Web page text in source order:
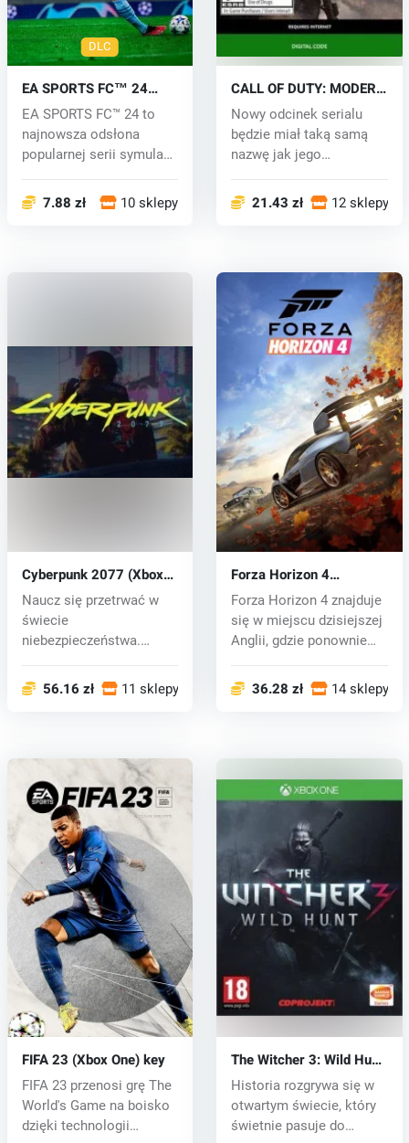
DLC
EA SPORTS FC™ 24
(Xbox One) key
EA SPORTS FC™ 24 to
najnowsza odsłona
popularnej serii symulacji
7.88 zł 10 sklepy
CALL OF DUTY: MODERN
WARFARE (Xbox One)
key
Nowy odcinek serialu
będzie miał taką samą
nazwę jak jego
21.43 zł 12 sklepy
Cyberpunk 2077 (Xbox
One) key
Naucz się przetrwać w
świecie
niebezpieczeństwa.
się...56.16 zł 11 sklepy
Forza Horizon 4
(PC/Xbox One) key
Forza Horizon 4 znajduje
się w miejscu dzisiejszej
Anglii, gdzie ponownie
36.28 zł 14 sklepy
FIFA 23 (Xbox One) key
FIFA 23 przenosi grę The
World's Game na boisko
dzięki technologii
The Witcher 3: Wild Hunt
(Zaklínač 3) (Xbox One)
key
Historia rozgrywa się w
otwartym świecie, który
świetnie pasuje do